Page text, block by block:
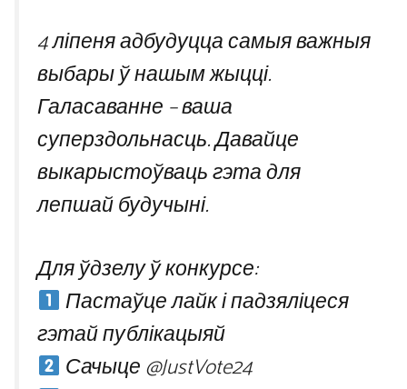
4 ліпеня адбудуцца самыя важныя
выбары ў нашым жыцці.
Галасаванне – ваша
суперздольнасць. Давайце
выкарыстоўваць гэта для
лепшай будучыні.
Для ўдзелу ў конкурсе:
Пастаўце лайк і падзяліцеся
гэтай публікацыяй
Сачыце@JustVote24